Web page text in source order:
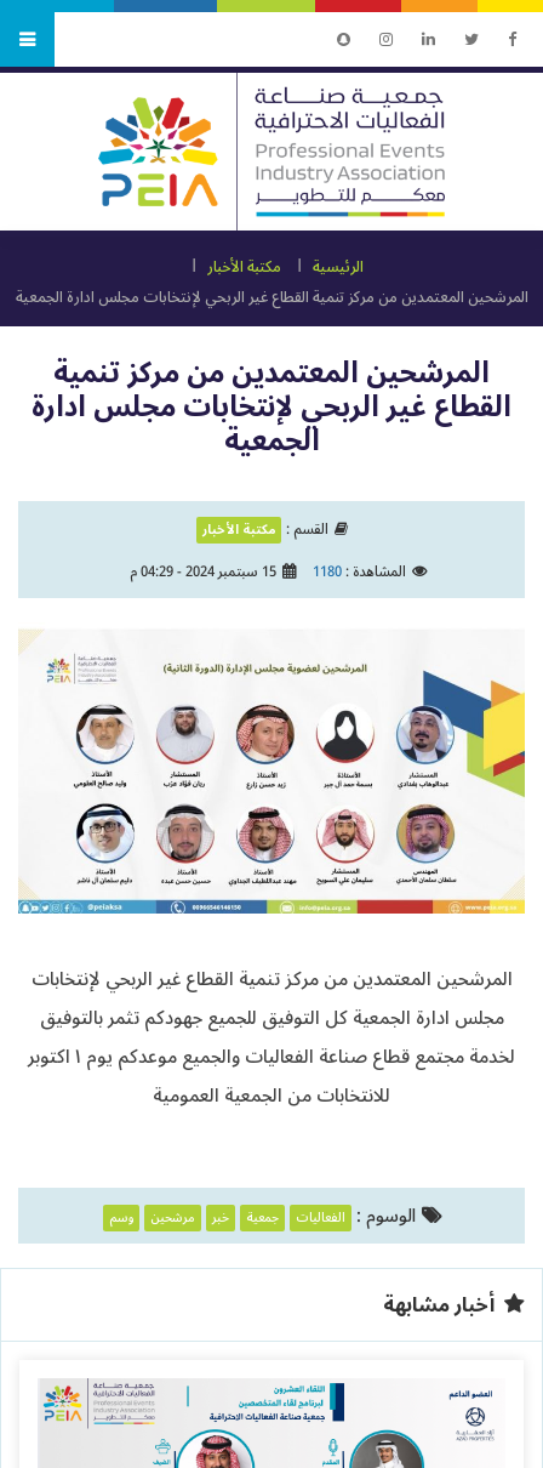
الرئيسية
مكتبة الأخبار
المرشحين المعتمدين من مركز تنمية القطاع غير الربحي لإنتخابات مجلس ادارة الجمعية
المرشحين المعتمدين من مركز تنمية
القطاع غير الربحي لإنتخابات مجلس ادارة
الجمعية
القسم : مكتبة الأخبار
المشاهدة :1180 15 سبتمبر 2024 - 04:29 م
المرشحين المعتمدين من مركز تنمية القطاع غير الربحي لإنتخابات
مجلس ادارة الجمعية كل التوفيق للجميع جهودكم تثمر بالتوفيق
لخدمة مجتمع قطاع صناعة الفعاليات والجميع موعدكم يوم ١ اكتوبر
للانتخابات من الجمعية العمومية
الوسوم : الفعاليات جمعية خبر مرشحين وسم
أخبار مشابهة